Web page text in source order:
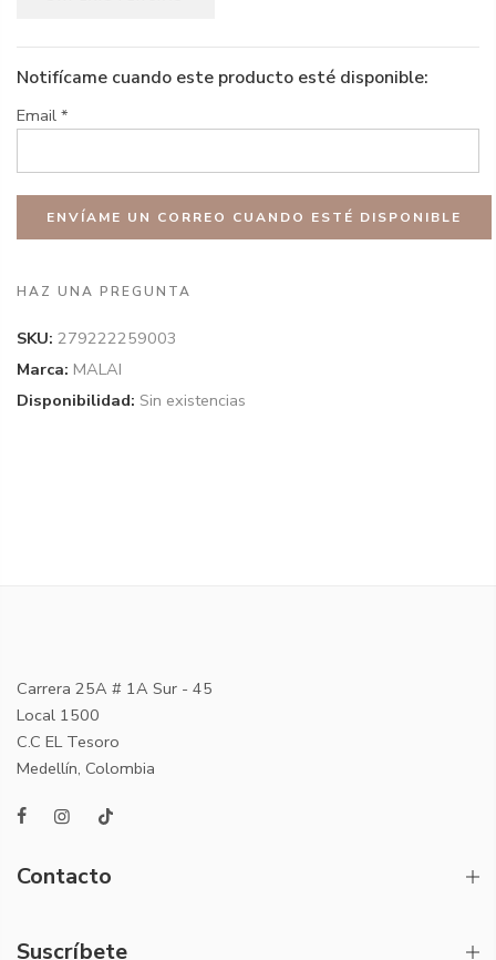
Notifícame cuando este producto esté disponible:
Email *
HAZ UNA PREGUNTA
SKU: 279222259003
Marca: MALAI
Disponibilidad: Sin existencias
Carrera 25A # 1A Sur - 45
Local 1500
C.C EL Tesoro
Medellín, Colombia
Contacto
Suscríbete